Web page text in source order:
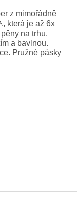
z mimořádně
, která je až 6x
na trhu.
a bavlnou.
Pružné pásky